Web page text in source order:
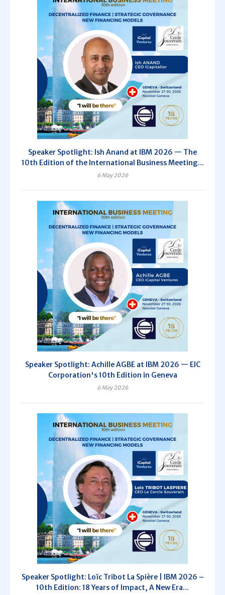
Speaker Spotlight: Ish Anand at IBM 2026 — The
10th Edition of the International Business Meeting...
6 May 2026
Speaker Spotlight: Achille AGBE at IBM 2026 — EIC
Corporation's 10th Edition in Geneva
6 May 2026
Speaker Spotlight: Loïc Tribot La Spière | IBM 2026 –
10th Edition: 18 Years of Impact, A New Era...